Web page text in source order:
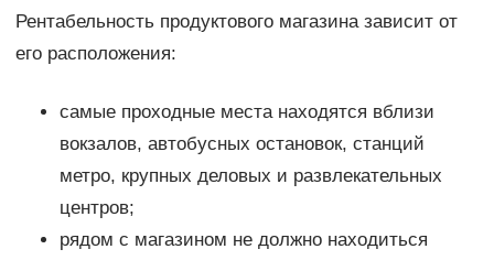
Рентабельность продуктового магазина зависит от
его расположения:
самые проходные места находятся вблизи
вокзалов, автобусных остановок, станций
метро, крупных деловых и развлекательных
центров;
рядом с магазином не должно находиться